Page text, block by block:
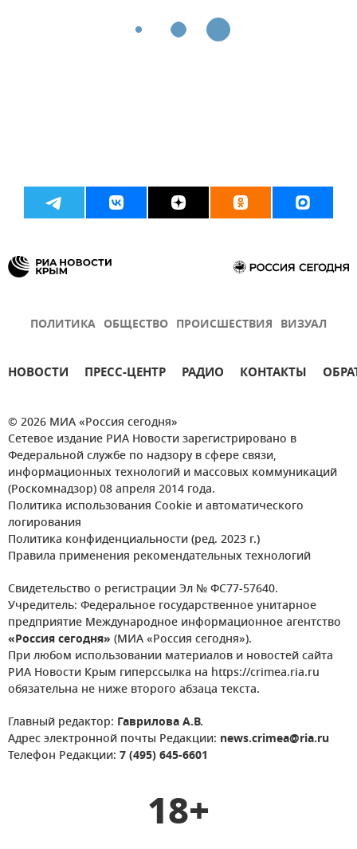
ПОЛИТИКА ОБЩЕСТВО ПРОИСШЕСТВИЯ ВИЗУАЛ
НОВОСТИ ПРЕСС-ЦЕНТР РАДИО КОНТАКТЫ
© 2026 МИА «Россия сегодня»
Сетевое издание РИА Новости зарегистрировано в
Федеральной службе по надзору в сфере связи,
информационных технологий и массовых коммуникаций
(Роскомнадзор) 08 апреля 2014 года.
Политика использования Cookie и автоматического
логирования
Политика конфиденциальности (ред. 2023 г.)
Правила применения рекомендательных технологий
Свидетельство о регистрации Эл № ФС77-57640.
Учредитель: Федеральное государственное унитарное
предприятие Международное информационное агентство
«Россия сегодня» (МИА «Россия сегодня»).
При любом использовании материалов и новостей сайта
РИА Новости Крым гиперссылка на https://crimea.ria.ru
обязательна не ниже второго абзаца текста.
Главный редактор: Гаврилова А.В.
Адрес электронной почты Редакции: news.crimea@ria.ru
Телефон Редакции: 7 (495) 645-6601
18+